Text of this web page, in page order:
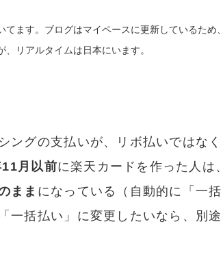
ます。ブログはマイペースに更新しているため、
リアルタイムは日本にいます。
ングの支払いが、リボ払いではなく
月以前に楽天カードを作った人は、
まま になっている（自動的に「一括
一括払い」に変更したいなら、別途